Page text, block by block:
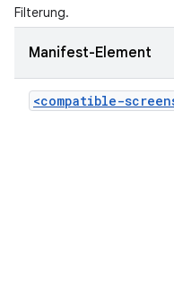
Filterung.
Manifest-Element
<compatible-